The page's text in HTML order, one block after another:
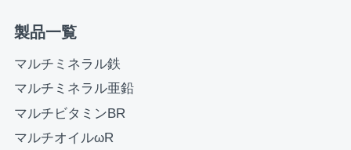
お買い物を続ける
製品一覧
マルチミネラル鉄
マルチミネラル亜鉛
マルチビタミンBR
マルチオイルωR